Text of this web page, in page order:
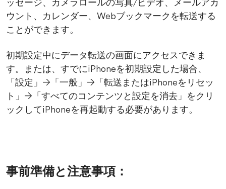
ッセージ、カメラロールの写真/ビデオ、メールアカ
ウント、カレンダー、Webブックマークを転送する
ことができます。
初期設定中にデータ転送の画面にアクセスできま
す。または、すでにiPhoneを初期設定した場合、
「設定」→「一般」→「転送またはiPhoneをリセッ
ト」→「すべてのコンテンツと設定を消去」をクリ
ックしてiPhoneを再起動する必要があります。
事前準備と注意事項：